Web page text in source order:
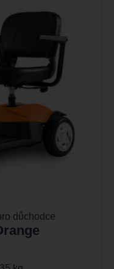
důchodce